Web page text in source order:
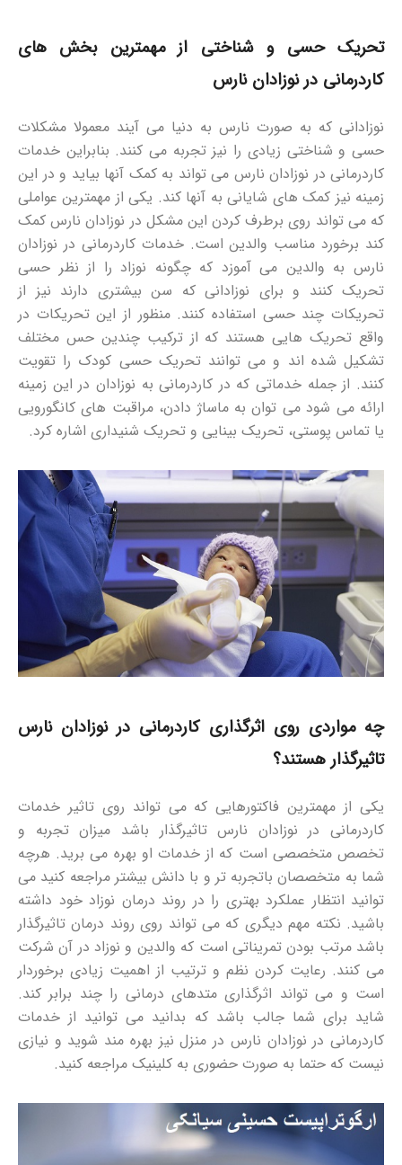
تحریک حسی و شناختی از مهمترین بخش های
کاردرمانی در نوزادان نارس
نوزادانی که به صورت نارس به دنیا می آیند معمولا مشکلات
حسی و شناختی زیادی را نیز تجربه می کنند. بنابراین خدمات
کاردرمانی در نوزادان نارس می تواند به کمک آنها بیاید و در این
زمینه نیز کمک های شایانی به آنها کند. یکی از مهمترین عواملی
که می تواند روی برطرف کردن این مشکل در نوزادان نارس کمک
کند برخورد مناسب والدین است. خدمات کاردرمانی در نوزادان
نارس به والدین می آموزد که چگونه نوزاد را از نظر حسی
تحریک کنند و برای نوزادانی که سن بیشتری دارند نیز از
تحریکات چند حسی استفاده کنند. منظور از این تحریکات در
واقع تحریک هایی هستند که از ترکیب چندین حس مختلف
تشکیل شده اند و می توانند تحریک حسی کودک را تقویت
کنند. از جمله خدماتی که در کاردرمانی به نوزادان در این زمینه
ارائه می شود می توان به ماساژ دادن، مراقبت های کانگورویی
یا تماس پوستی، تحریک بینایی و تحریک شنیداری اشاره کرد.
چه مواردی روی اثرگذاری کاردرمانی در نوزادان نارس
تاثیرگذار هستند؟
یکی از مهمترین فاکتورهایی که می تواند روی تاثیر خدمات
کاردرمانی در نوزادان نارس تاثیرگذار باشد میزان تجربه و
تخصص متخصصی است که از خدمات او بهره می برید. هرچه
شما به متخصصان باتجربه تر و با دانش بیشتر مراجعه کنید می
توانید انتظار عملکرد بهتری را در روند درمان نوزاد خود داشته
باشید. نکته مهم دیگری که می تواند روی روند درمان تاثیرگذار
باشد مرتب بودن تمریناتی است که والدین و نوزاد در آن شرکت
می کنند. رعایت کردن نظم و ترتیب از اهمیت زیادی برخوردار
است و می تواند اثرگذاری متدهای درمانی را چند برابر کند.
شاید برای شما جالب باشد که بدانید می توانید از خدمات
کاردرمانی در نوزادان نارس در منزل نیز بهره مند شوید و نیازی
نیست که حتما به صورت حضوری به کلینیک مراجعه کنید.